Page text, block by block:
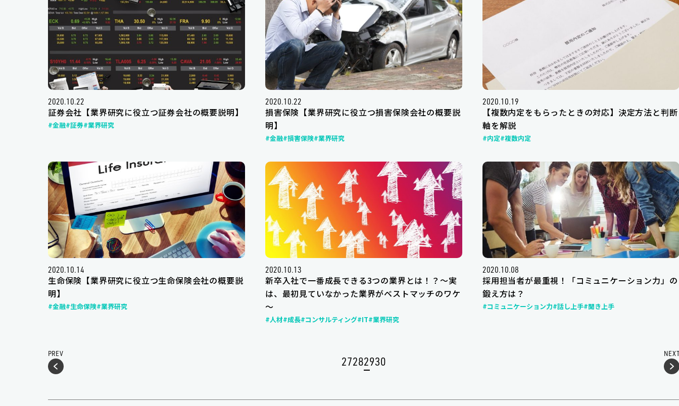
2020.10.22
証券会社【業界研究に役立つ証券会社の概要説明】
#金融#証券#業界研究
2020.10.22
損害保険【業界研究に役立つ損害保険会社の概要説
明】
#金融#損害保険#業界研究
2020.10.19
【複数内定をもらったときの対応】決定方法と判断
軸を解説
#内定#複数内定
2020.10.14
生命保険【業界研究に役立つ生命保険会社の概要説
明】
#金融#生命保険#業界研究
2020.10.13
新卒入社で一番成長できる3つの業界とは！？～実
は、最初見ていなかった業界がベストマッチのワケ
～
#人材#成長#コンサルティング#IT#業界研究
2020.10.08
採用担当者が最重視！「コミュニケーション力」の
鍛え方は？
#コミュニケーション力#話し上手#聞き上手
PREV
27282930
NEXT